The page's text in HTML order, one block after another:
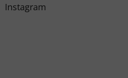
Instagram